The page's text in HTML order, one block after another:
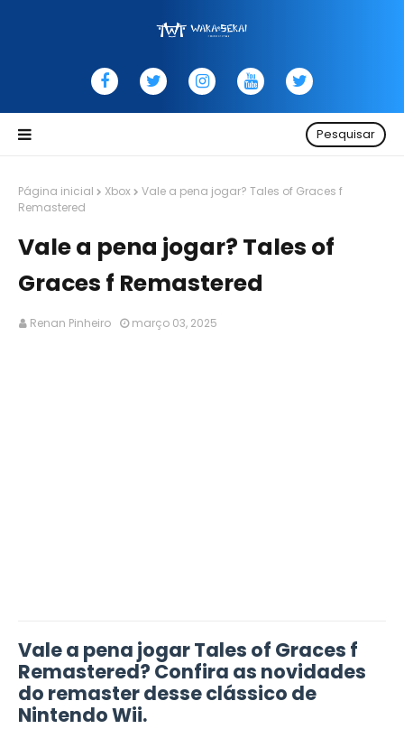
Pesquisar
Página inicial Xbox
Vale a pena jogar? Tales of Graces f
Remastered
Vale a pena jogar? Tales of
Graces f Remastered
Renan Pinheiro março 03, 2025
Vale a pena jogar Tales of Graces f
Remastered? Confira as novidades
do remaster desse clássico de
Nintendo Wii.